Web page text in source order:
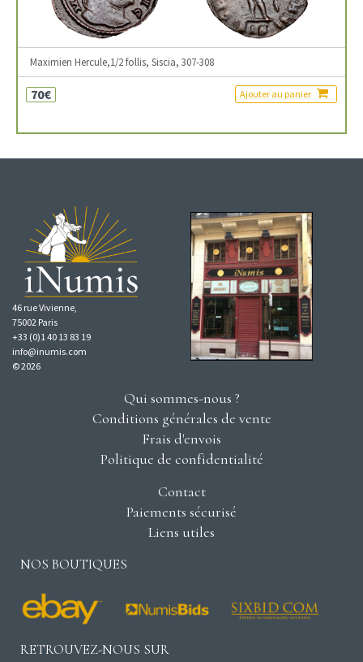
Maximien Hercule,1/2 follis, Siscia, 307-308
70€ Ajouter au panier
46 rue Vivienne,
75002 Paris
+33 (0)1 40 13 83 19
info@inumis.com
© 2026
Qui sommes-nous ?
Conditions générales de vente
Frais d'envois
Politique de confidentialité
Contact
Paiements sécurisé
Liens utiles
NOS BOUTIQUES
RETROUVEZ-NOUS SUR